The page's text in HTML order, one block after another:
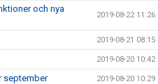
och nya
2019-08-22 11:26
2019-08-21 08:15
2019-08-20 10:42
september 2019-08-20 10:29